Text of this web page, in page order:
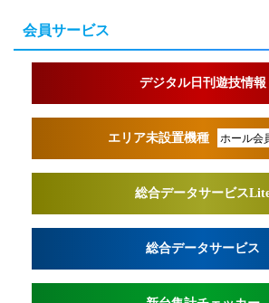
会員サービス
デジタル日刊遊技情報
エリア未設置機種 ホール会
総合データサービス
総合データサービス